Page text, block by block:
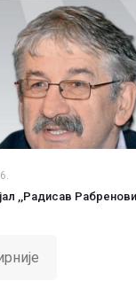
,,Радисав